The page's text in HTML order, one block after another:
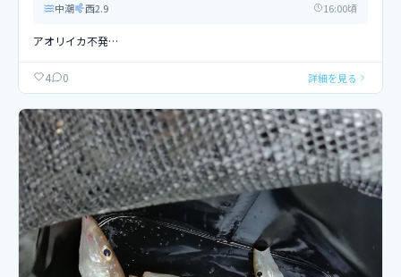
中潮 西2.9 16:00頃
アオリイカ不発…
4 0 詳細を見る